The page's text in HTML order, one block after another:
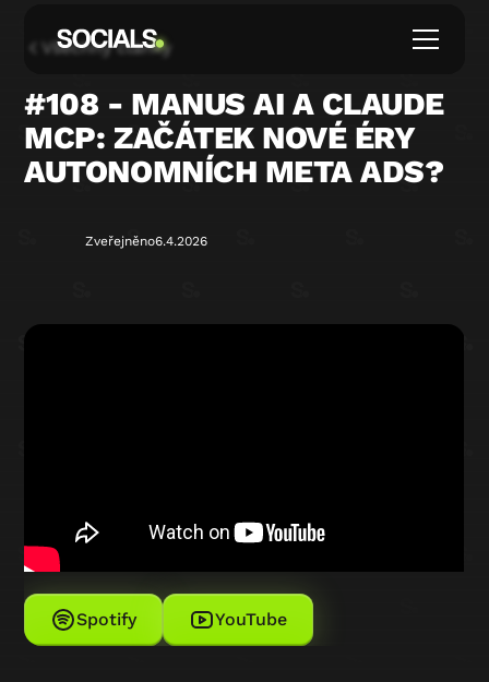
Všechny články
#108 - MANUS AI A CLAUDE
MCP: ZAČÁTEK NOVÉ ÉRY
AUTONOMNÍCH META ADS?
Zveřejněno6.4.2026
Spotify YouTube